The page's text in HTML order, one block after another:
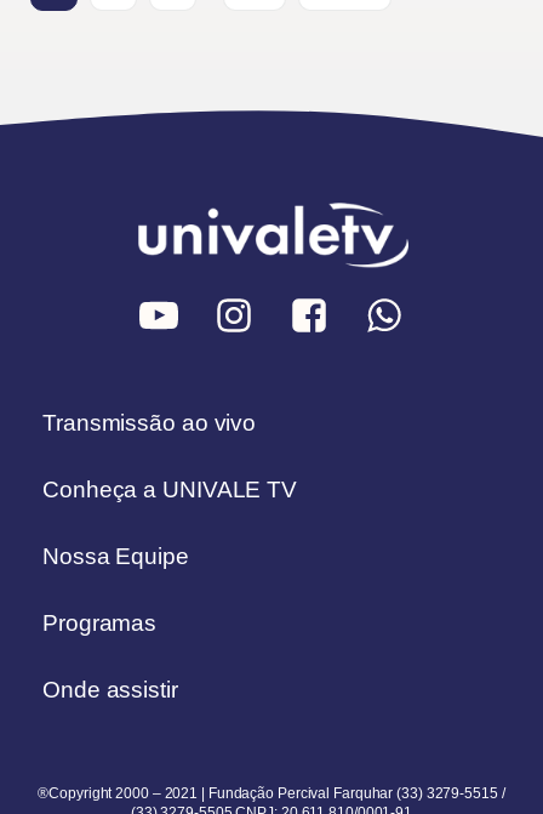
Transmissão ao vivo
Conheça a UNIVALE TV
Nossa Equipe
Programas
Onde assistir
®Copyright 2000 – 2021 | Fundação Percival Farquhar (33) 3279-5515 /